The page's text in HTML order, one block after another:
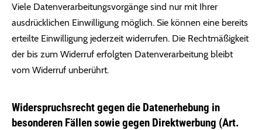
Viele Datenverarbeitungsvorgänge sind nur mit Ihrer
ausdrücklichen Einwilligung möglich. Sie können eine bereits
erteilte Einwilligung jederzeit widerrufen. Die Rechtmäßigkeit
der bis zum Widerruf erfolgten Datenverarbeitung bleibt
vom Widerruf unberührt.
Widerspruchsrecht gegen die Datenerhebung in
besonderen Fällen sowie gegen Direktwerbung (Art.